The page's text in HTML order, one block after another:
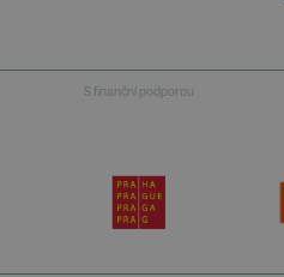
S finanční podporou